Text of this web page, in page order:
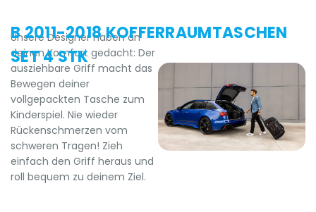
Unsere Designer haben an
deinen Komfort gedacht: Der
ausziehbare Griff macht das
Bewegen deiner
vollgepackten Tasche zum
Kinderspiel. Nie wieder
Rückenschmerzen vom
schweren Tragen! Zieh
einfach den Griff heraus und
roll bequem zu deinem Ziel.
B 2011-2018 KOFFERRAUMTASCHEN
SET 4 STK